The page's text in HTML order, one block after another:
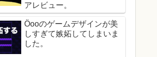
アレビュー。
Öooのゲームデザインが美
しすぎて嫉妬してしまいま
した。